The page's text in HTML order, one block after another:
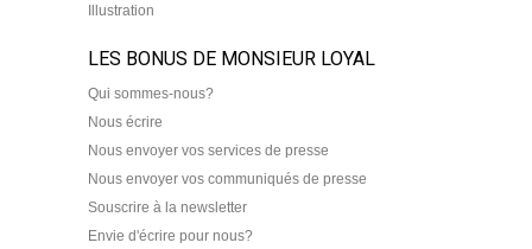
Illustration
LES BONUS DE MONSIEUR LOYAL
Qui sommes-nous?
Nous écrire
Nous envoyer vos services de presse
Nous envoyer vos communiqués de presse
Souscrire à la newsletter
Envie d'écrire pour nous?